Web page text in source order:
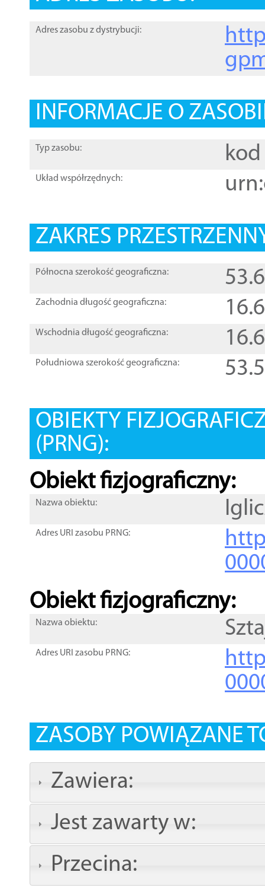
Adres zasobu z dystrybucji:
INFORMACJE O
Typ zasobu: kod
Układ współrzędnych:
ZAKRES
Północna szerokość geograficzna:
Zachodnia długość geograficzna:
Wschodnia długość geograficzna:
Południowa szerokość geograficzna:
OBIEKTY
(PRNG):
Obiekt fizjograficzny:
Nazwa obiektu:
Adres URI zasobu PRNG:
Obiekt fizjograficzny:
Nazwa obiektu:
Adres URI zasobu PRNG:
ZASOBY POWIĄZANE
Zawiera:
Jest zawarty w:
Przecina: